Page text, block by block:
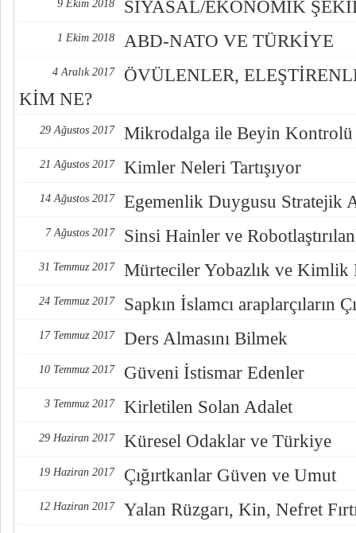
9 Ekim 2018 SİYASAL/EKONOMİK
1 Ekim 2018 ABD-NATO VE TÜRKİYE
4 Aralık 2017
ÖVÜLENLER,
KİM NE?
29 Ağustos 2017 Mikrodalga ile Beyin Kontrolü
21 Ağustos 2017 Kimler Neleri Tartışıyor
14 Ağustos 2017 Egemenlik Duygusu Stratejik
7 Ağustos 2017 Sinsi Hainler ve
31 Temmuz 2017 Mürteciler Yobazlık ve Kimlik
24 Temmuz 2017 Sapkın İslamcı araplarçıların
17 Temmuz 2017 Ders Almasını Bilmek
10 Temmuz 2017 Güveni İstismar Edenler
3 Temmuz 2017 Kirletilen Solan Adalet
29 Haziran 2017 Küresel Odaklar ve Türkiye
19 Haziran 2017 Çığırtkanlar Güven ve Umut
12 Haziran 2017 Yalan Rüzgarı, Kin, Nefret